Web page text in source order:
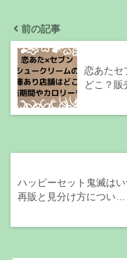
前の記事
恋あたセ
どこ？販
ハッピーセット鬼滅は
再販と見分け方につい…